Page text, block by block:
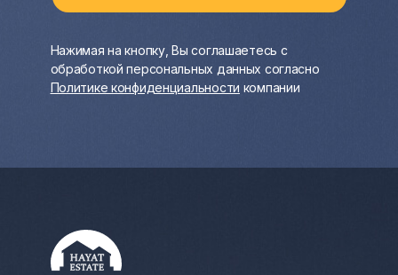
Нажимая на кнопку, Вы соглашаетесь с
обработкой персональных данных согласно
Политике конфиденциальности компании